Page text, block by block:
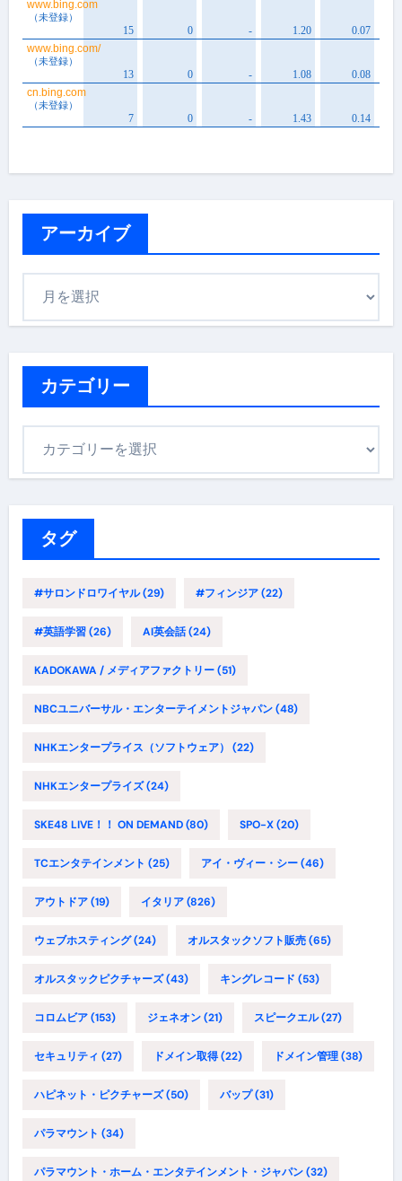
アーカイブ
カテゴリー
タグ
#サロンドロワイヤル(29) #フィンジア(22)
#英語学習(26) AI英会話(24)
KADOKAWA / メディアファクトリー(51)
NBCユニバーサル・エンターテイメントジャパン(48)
NHKエンタープライス（ソフトウェア） (22)
NHKエンタープライズ(24)
SKE48 LIVE！！ ON DEMAND(80) SPO-X(20)
TCエンタテインメント (25) アイ・ヴィー・シー(46)
アウトドア(19) イタリア(826)
ウェブホスティング(24) オルスタックソフト販売(65)
オルスタックピクチャーズ(43) キングレコード (53)
コロムビア(153) ジェネオン(21) スピークエル(27)
セキュリティ (27) ドメイン取得(22) ドメイン管理(38)
ハピネット・ピクチャーズ(50) バップ(31)
パラマウント (34)
パラマウント・ホーム・エンタテインメント・ジャパン(32)